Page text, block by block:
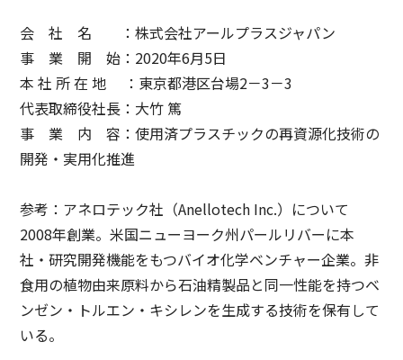
会 社 名 ：株式会社アールプラスジャパン
事 業 開 始：2020年6月5日
本 社 所 在 地 ：東京都港区台場2－3－3
代表取締役社長：大竹 篤
事 業 内 容：使用済プラスチックの再資源化技術の
開発・実用化推進
参考：アネロテック社（Anellotech Inc.）について
2008年創業。米国ニューヨーク州パールリバーに本
社・研究開発機能をもつバイオ化学ベンチャー企業。非
食用の植物由来原料から石油精製品と同一性能を持つベ
ンゼン・トルエン・キシレンを生成する技術を保有して
いる。